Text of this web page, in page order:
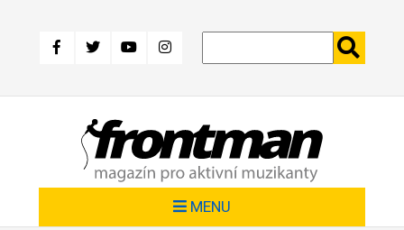
hlavnímu
MENU